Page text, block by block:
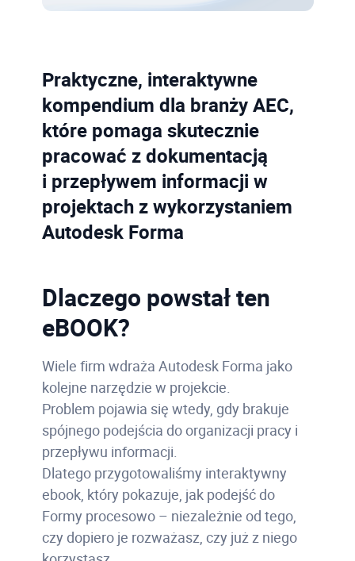
Praktyczne, interaktywne
kompendium dla branży AEC,
które pomaga skutecznie
pracować z dokumentacją
i przepływem informacji w
projektach z wykorzystaniem
Autodesk Forma
Dlaczego powstał ten
eBOOK?
Wiele firm wdraża Autodesk Forma jako
kolejne narzędzie w projekcie.
Problem pojawia się wtedy, gdy brakuje
spójnego podejścia do organizacji pracy i
przepływu informacji.
Dlatego przygotowaliśmy interaktywny
ebook, który pokazuje, jak podejść do
Formy procesowo – niezależnie od tego,
czy dopiero je rozważasz, czy już z niego